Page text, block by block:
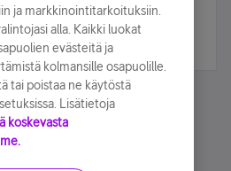
ja markkinointitarkoituksiin.
alla. Kaikki luokat
evästeitä ja
kolmansille osapuolille.
tai poistaa ne käytöstä
Lisätietoja
koskevasta